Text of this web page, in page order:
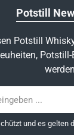
Potstill
Potstill
und es gelten